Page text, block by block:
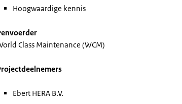
Hoogwaardige kennis
Class Maintenance (WCM)
Ebert HERA B.V.